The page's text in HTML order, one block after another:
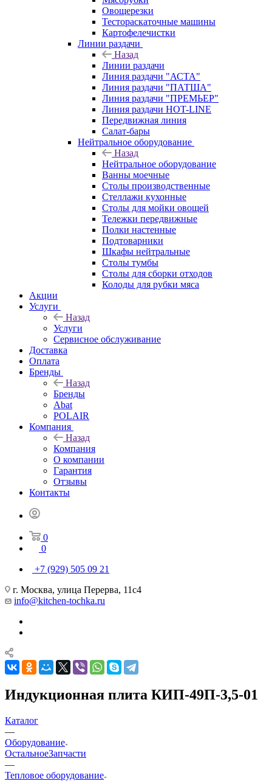
Овощерезки
Тестораскаточные машины
Картофелечистки
Линии раздачи
Назад
Линии раздачи
Линия раздачи "АСТА"
Линия раздачи "ПАТША"
Линия раздачи "ПРЕМЬЕР"
Линия раздачи HOT-LINE
Передвижная линия
Салат-бары
Нейтральное оборудование
Назад
Нейтральное оборудование
Ванны моечные
Столы производственные
Стеллажи кухонные
Столы для мойки овощей
Тележки передвижные
Полки настенные
Подтоварники
Шкафы нейтральные
Столы тумбы
Столы для сборки отходов
Колоды для рубки мяса
Акции
Услуги
Назад
Услуги
Сервисное обслуживание
Доставка
Оплата
Бренды
Назад
Бренды
Abat
POLAIR
Компания
Назад
Компания
О компании
Гарантия
Отзывы
Контакты
0
0
+7 (929) 505 09 21
г. Москва, улица Перерва, 11с4
info@kitchen-tochka.ru
Индукционная плита КИП-49П-3,5-01
Каталог
—
Оборудование
ОстальноеЗапчасти
—
Тепловое оборудование